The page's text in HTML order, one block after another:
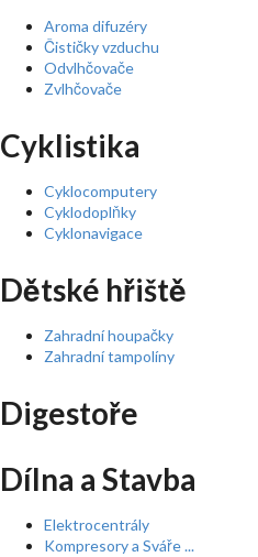
Aroma difuzéry
Čističky vzduchu
Odvlhčovače
Zvlhčovače
Cyklistika
Cyklocomputery
Cyklodoplňky
Cyklonavigace
Dětské hřiště
Zahradní houpačky
Zahradní tampolíny
Digestoře
Dílna a Stavba
Elektrocentrály
Kompresory a Sváře ...